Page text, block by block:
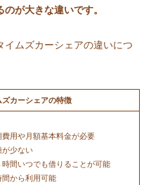
が大きな違いです。
イムズカーシェアの違いにつ
ズカーシェアの特徴
費用や月額基本料金が必要
が少ない
時間いつでも借りることが可能
間から利用可能